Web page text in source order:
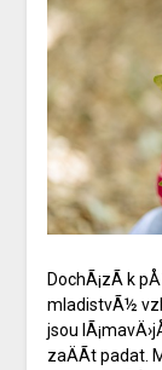
DochÃ¡zÃ­ k
mladistvÃ½
jsou
zaÄÃ­t padat.